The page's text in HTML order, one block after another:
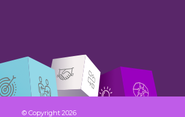
© Copyright 2026